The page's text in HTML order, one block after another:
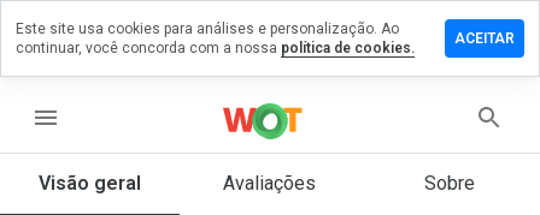
menu
Visão geral Avaliações Sobre
em
Este site usa cookies para análises e personalização. Ao
continuar, você concorda com a nossa política de cookies.
ACEITAR